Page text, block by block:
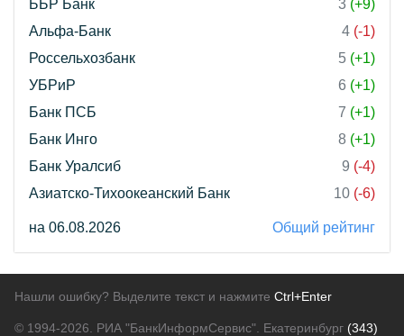
ББР Банк
3 (+9)
Альфа-Банк
4 (-1)
Россельхозбанк
5 (+1)
УБРиР
6 (+1)
Банк ПСБ
7 (+1)
Банк Инго
8 (+1)
Банк Уралсиб
9 (-4)
Азиатско-Тихоокеанский Банк
10 (-6)
на 06.08.2026 Общий рейтинг
Нашли ошибку? Выделите текст и нажмите Ctrl+Enter
© 1994-2026. РИА "БанкИнформСервис". Екатеринбург (343)